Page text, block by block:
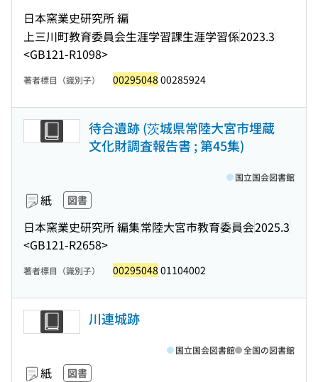
日本窯業史研究所 編
上三川町教育委員会生涯学習課生涯学習係2023.3
<GB121-R1098>
著者標目（識別子） 00295048 00285924
待合遺跡 (茨城県常陸大宮市埋蔵
文化財調査報告書 ; 第45集)
紙 図書
日本窯業史研究所 編集常陸大宮市教育委員会2025.3
<GB121-R2658>
国立国会図書館
著者標目（識別子） 00295048 01104002
川連城跡
紙 図書
国立国会図書館 全国の図書館